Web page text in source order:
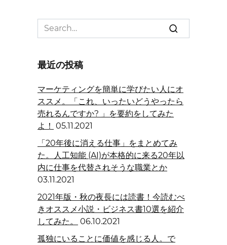
Search
for:
最近の投稿
マーケティングを簡単に学びたい人にオ
ススメ。「これ、いったいどうやったら
売れるんですか? 」を要約をしてみた
よ！ 05.11.2021
「20年後に消える仕事」をまとめてみ
た。人工知能 (AI)が本格的に来る20年以
内に仕事を代替されそうな職業とか
03.11.2021
2021年版・秋の夜長には読書！今読むべ
きオススメ小説・ビジネス書10選を紹介
してみた。
06.10.2021
孤独にいることに価値を感じる人。で